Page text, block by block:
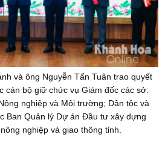
và ông Nguyễn Tấn Tuân trao quyết
cán bộ giữ chức vụ Giám đốc các sở:
nghiệp và Môi trường; Dân tộc và
Ban Quản lý Dự án Đầu tư xây dựng
nghiệp và giao thông tỉnh.